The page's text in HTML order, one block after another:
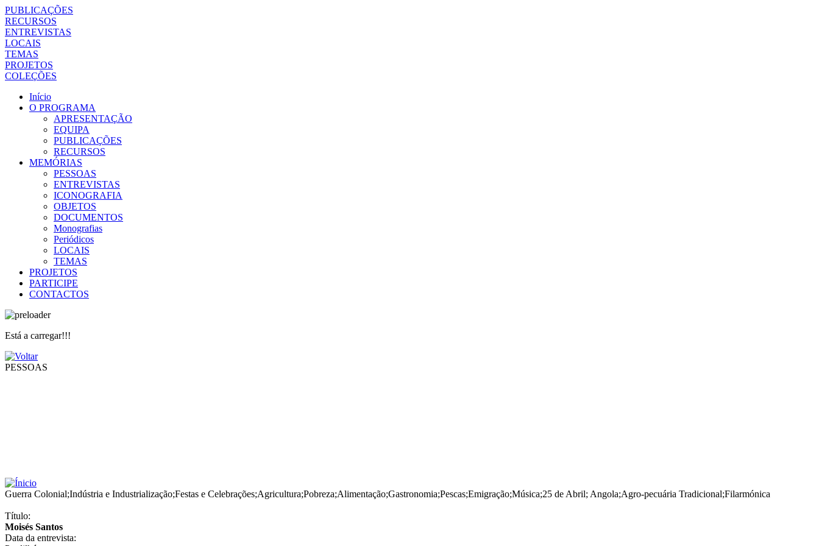
PUBLICAÇÕES
RECURSOS
ENTREVISTAS
LOCAIS
TEMAS
PROJETOS
COLEÇÕES
Início
O PROGRAMA
APRESENTAÇÃO
EQUIPA
PUBLICAÇÕES
RECURSOS
MEMÓRIAS
PESSOAS
ENTREVISTAS
ICONOGRAFIA
OBJETOS
DOCUMENTOS
Monografias
Periódicos
LOCAIS
TEMAS
PROJETOS
PARTICIPE
CONTACTOS
Está a carregar!!!
PESSOAS
Guerra Colonial;Indústria e Industrialização;Festas e Celebrações;Agricultura;Pobreza;Alimentação;Gastronomia;Pescas;Emigração;Música;25 de Abril; Angola;Agro-pecuária Tradicional;Filarmónica
Título:
Moisés Santos
Data da entrevista: